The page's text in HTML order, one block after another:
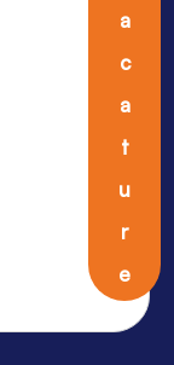
a
c
a
t
u
r
e